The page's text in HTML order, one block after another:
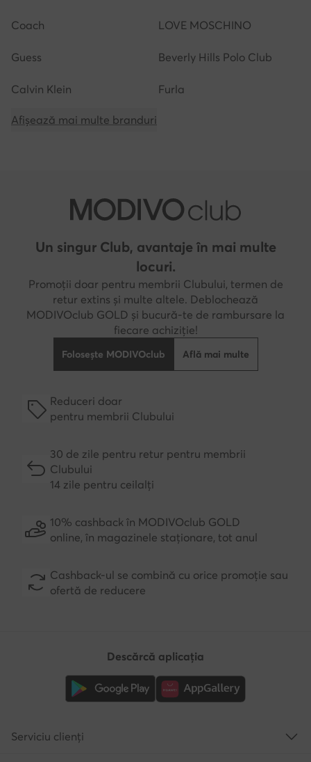
Coach LOVE MOSCHINO
Guess Beverly Hills Polo Club
Calvin Klein Furla
Afișează mai multe branduri
Un singur Club, avantaje în mai multe
locuri.
Promoții doar pentru membrii Clubului, termen de
retur extins și multe altele. Deblochează
MODIVOclub GOLD și bucură-te de rambursare la
fiecare achiziție!
Folosește MODIVOclub Află mai multe
Reduceri doar
pentru membrii Clubului
30 de zile pentru retur pentru membrii
Clubului
14 zile pentru ceilalți
10% cashback în MODIVOclub GOLD
online, în magazinele staționare, tot anul
Cashback-ul se combină cu orice promoție sau
ofertă de reducere
Descărcă aplicația
Serviciu clienți